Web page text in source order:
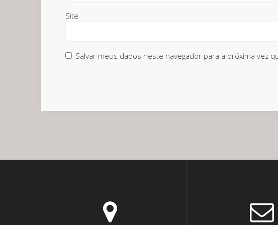
Site
Salvar meus dados neste navegador para a próxima vez